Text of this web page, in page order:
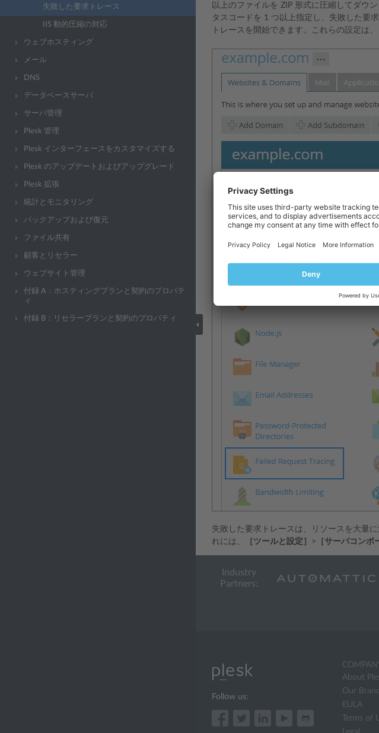
失敗した要求トレース
IIS 動的圧縮の対応
ウェブホスティング
メール
DNS
データベースサーバ
サーバ管理
Plesk 管理
Plesk インターフェースをカスタマイズする
Plesk のアップデートおよびアップグレード
Plesk 拡張
統計とモニタリング
バックアップおよび復元
ファイル共有
顧客とリセラー
ウェブサイト管理
付録 A：ホスティングプランと契約のプロパテ
ィ
付録 B：リセラープランと契約のプロパティ
以上のファイルを ZIP 形式に圧縮してダウ
タスコードを 1 つ以上指定し、失敗した要
トレースを開始できます。これらの設定は
失敗した要求トレースは、リソースを大量
れには、
［ツールと設定］ > ［サーバコンポ
Industry
Partners:
Follow us:
About
Our Brand
EULA
Terms of